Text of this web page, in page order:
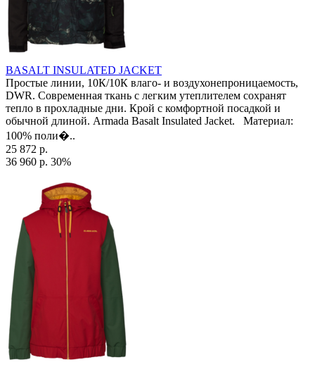
BASALT INSULATED JACKET
Простые линии, 10К/10К влаго- и воздухонепроницаемость,
DWR. Современная ткань с легким утеплителем сохранят
тепло в прохладные дни. Крой с комфортной посадкой и
обычной длиной. Armada Basalt Insulated Jacket. Материал:
100% поли�..
25 872 р.
36 960 р. 30%